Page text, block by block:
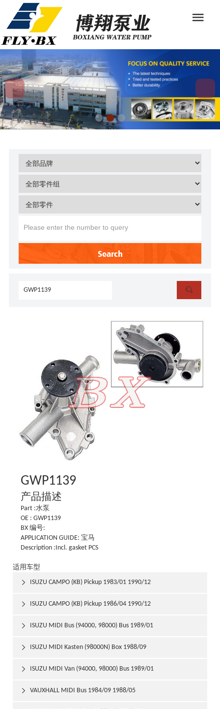
Search

GWP1139
产品描述
Part :水泵
OE : GWP1139
BX 编号:
APPLICATION GUIDE: 宝马
Description :Incl. gasket PCS
适用车型
ISUZU CAMPO (KB) Pickup 1983/01 1990/12

ISUZU CAMPO (KB) Pickup 1986/04 1990/12

ISUZU MIDI Bus (94000, 98000) Bus 1989/01

ISUZU MIDI Kasten (98000N) Box 1988/09

ISUZU MIDI Van (94000, 98000) Bus 1989/01

VAUXHALL MIDI Bus 1984/09 1988/05
